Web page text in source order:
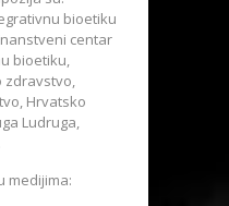
bioetiku
centar
bioetiku,
zdravstvo,
Hrvatsko
Ludruga,
medijima: